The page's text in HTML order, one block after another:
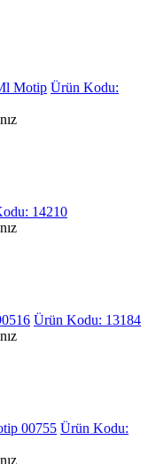
Motip Ürün Kodu:
14210
Ürün Kodu: 13184
00755 Ürün Kodu: